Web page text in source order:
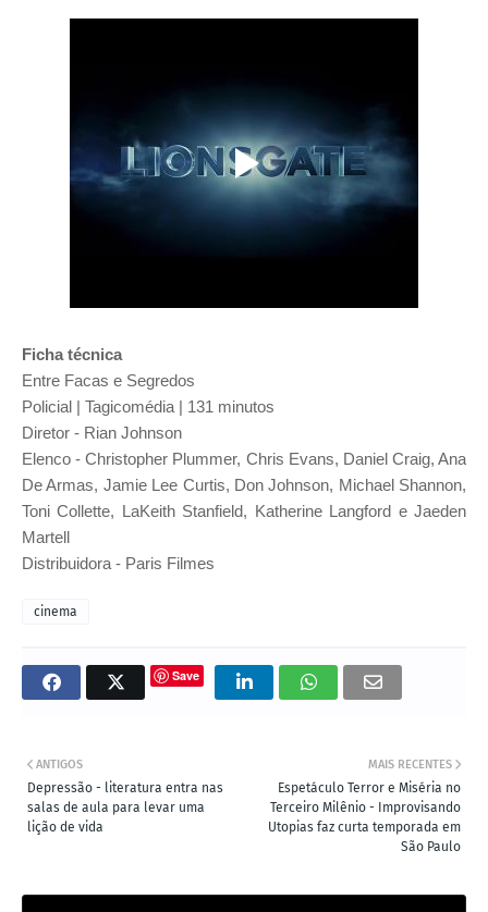
Ficha técnica
Entre Facas e Segredos
Policial | Tagicomédia | 131 minutos
Diretor - Rian Johnson
Elenco - Christopher Plummer, Chris Evans, Daniel Craig, Ana
De Armas, Jamie Lee Curtis, Don Johnson, Michael Shannon,
Toni Collette, LaKeith Stanfield, Katherine Langford e Jaeden
Martell
Distribuidora - Paris Filmes
cinema
Save
MAIS RECENTES
Espetáculo Terror e Miséria no
Terceiro Milênio - Improvisando
Utopias faz curta temporada em
São Paulo
ANTIGOS
Depressão - literatura entra nas
salas de aula para levar uma
lição de vida